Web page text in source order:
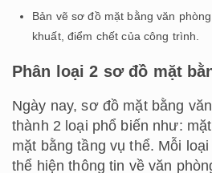
Bản vẽ sơ đồ mặt bằng văn
khuất, điểm chết của công trình.
Phân loại 2 sơ đồ mặt
Ngày nay, sơ đồ mặt bằng
thành 2 loại phổ biến như:
mặt bằng tầng vụ thể. Mỗi
thể hiện thông tin về văn